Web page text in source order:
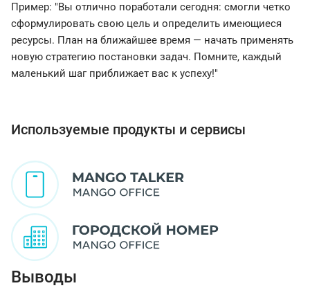
Пример: "Вы отлично поработали сегодня: смогли четко
сформулировать свою цель и определить имеющиеся
ресурсы. План на ближайшее время — начать применять
новую стратегию постановки задач. Помните, каждый
маленький шаг приближает вас к успеху!"
Используемые продукты и сервисы
Выводы